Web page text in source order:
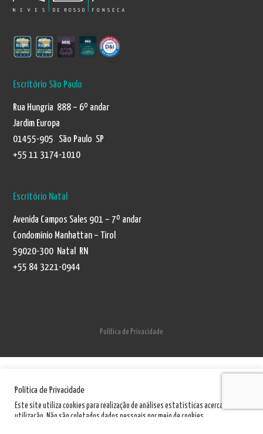
Escritório São Paulo
Rua Hungria 888 – 6º andar
Jardim Europa
01455-905 São Paulo SP
+55 11 3174-1010
Escritório Natal
Avenida Campos Sales 901 – 7º andar
Condomínio Manhattan – Tirol
59020-300 Natal RN
+55 84 3221-0944
Política de Privacidade
Política de Privacidade
Este site utiliza cookies para realização de análises estatísticas acerca de sua
utilização. Não são coletados dados pessoais por meio de cookies.